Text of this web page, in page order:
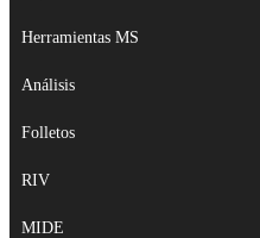
Herramientas MS
Análisis
Folletos
RIV
MIDE